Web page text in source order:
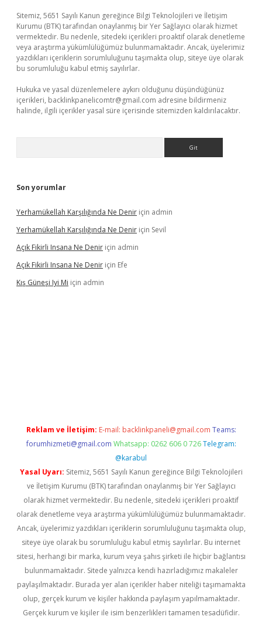
Sitemiz, 5651 Sayılı Kanun gereğince Bilgi Teknolojileri ve İletişim
Kurumu (BTK) tarafından onaylanmış bir Yer Sağlayıcı olarak hizmet
vermektedir. Bu nedenle, sitedeki içerikleri proaktif olarak denetleme
veya araştırma yükümlülüğümüz bulunmamaktadır. Ancak, üyelerimiz
yazdıkları içeriklerin sorumluluğunu taşımakta olup, siteye üye olarak
bu sorumluluğu kabul etmiş sayılırlar.
Hukuka ve yasal düzenlemelere aykırı olduğunu düşündüğünüz
içerikleri, backlinkpanelicomtr@gmail.com adresine bildirmeniz
halinde, ilgili içerikler yasal süre içerisinde sitemizden kaldırılacaktır.
Son yorumlar
Yerhamükellah Karşılığında Ne Denir için admin
Yerhamükellah Karşılığında Ne Denir için Sevil
Açık Fikirli Insana Ne Denir için admin
Açık Fikirli Insana Ne Denir için Efe
Kış Güneşi Iyi Mi için admin
Reklam ve İletişim: E-mail: backlinkpaneli@gmail.com Teams:
forumhizmeti@gmail.com Whatsapp: 0262 606 0 726 Telegram:
@karabul
Yasal Uyarı: Sitemiz, 5651 Sayılı Kanun gereğince Bilgi Teknolojileri
ve İletişim Kurumu (BTK) tarafından onaylanmış bir Yer Sağlayıcı
olarak hizmet vermektedir. Bu nedenle, sitedeki içerikleri proaktif
olarak denetleme veya araştırma yükümlülüğümüz bulunmamaktadır.
Ancak, üyelerimiz yazdıkları içeriklerin sorumluluğunu taşımakta olup,
siteye üye olarak bu sorumluluğu kabul etmiş sayılırlar. Bu internet
sitesi, herhangi bir marka, kurum veya şahıs şirketi ile hiçbir bağlantısı
bulunmamaktadır. Sitede yalnızca kendi hazırladığımız makaleler
paylaşılmaktadır. Burada yer alan içerikler haber niteliği taşımamakta
olup, gerçek kurum ve kişiler hakkında paylaşım yapılmamaktadır.
Gerçek kurum ve kişiler ile isim benzerlikleri tamamen tesadüfidir.